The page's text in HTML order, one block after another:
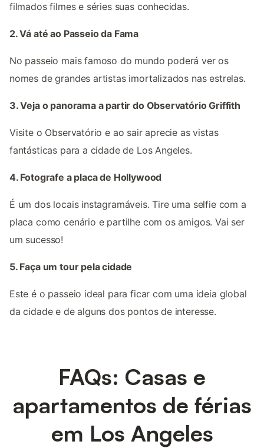
filmados filmes e séries suas conhecidas.
2. Vá até ao Passeio da Fama
No passeio mais famoso do mundo poderá ver os
nomes de grandes artistas imortalizados nas estrelas.
3. Veja o panorama a partir do Observatório Griffith
Visite o Observatório e ao sair aprecie as vistas
fantásticas para a cidade de Los Angeles.
4. Fotografe a placa de Hollywood
É um dos locais instagramáveis. Tire uma selfie com a
placa como cenário e partilhe com os amigos. Vai ser
um sucesso!
5. Faça um tour pela cidade
Este é o passeio ideal para ficar com uma ideia global
da cidade e de alguns dos pontos de interesse.
FAQs: Casas e
apartamentos de férias
em Los Angeles